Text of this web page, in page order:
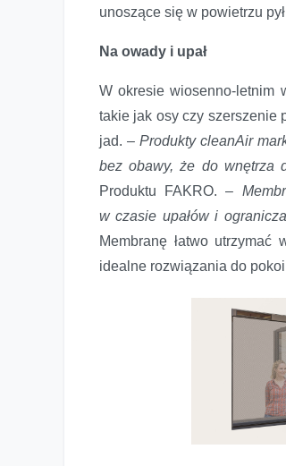
unoszące się w powietrzu
Na owady i upał
W okresie wiosenno-letnim
takie jak osy czy szerszenie
jad. – Produkty cleanAir
bez obawy, że do wnętrza
Produktu FAKRO. –
w czasie upałów i
Membranę łatwo
idealne rozwiązania do